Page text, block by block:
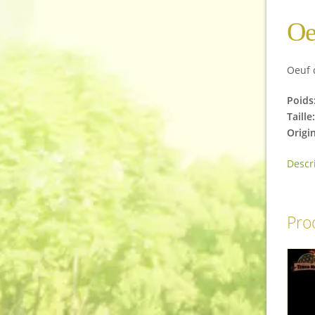
Oeuf